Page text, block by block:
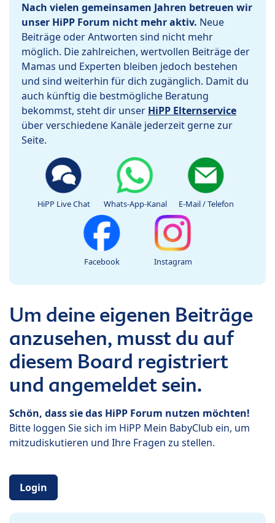
Nach vielen gemeinsamen Jahren betreuen wir
unser HiPP Forum nicht mehr aktiv. Neue
Beiträge oder Antworten sind nicht mehr
möglich. Die zahlreichen, wertvollen Beiträge der
Mamas und Experten bleiben jedoch bestehen
und sind weiterhin für dich zugänglich. Damit du
auch künftig die bestmögliche Beratung
bekommst, steht dir unser HiPP Elternservice
über verschiedene Kanäle jederzeit gerne zur
Seite.
HiPP Live Chat Whats-App-Kanal E-Mail / Telefon
Facebook Instagram
Um deine eigenen Beiträge
anzusehen, musst du auf
diesem Board registriert
und angemeldet sein.
Schön, dass sie das HiPP Forum nutzen möchten!
Bitte loggen Sie sich im HiPP Mein BabyClub ein, um
mitzudiskutieren und Ihre Fragen zu stellen.
Login